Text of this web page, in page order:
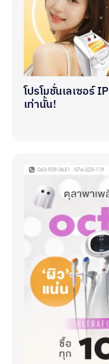
โปรโมชั่นเลเซอร์
เท่านั้น!